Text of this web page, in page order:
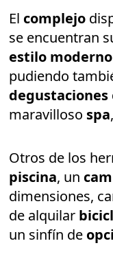
El complejo
se encuentran
estilo moderno
pudiendo
degustaciones
maravilloso spa,
Otros de los
piscina, un
dimensiones,
de alquilar
un sinfín de